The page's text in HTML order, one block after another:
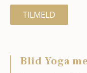
TILMELD
Blid Yoga